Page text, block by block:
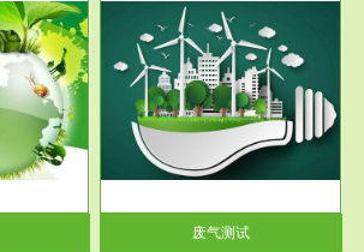
测包括有机
机废气主要
废气测试